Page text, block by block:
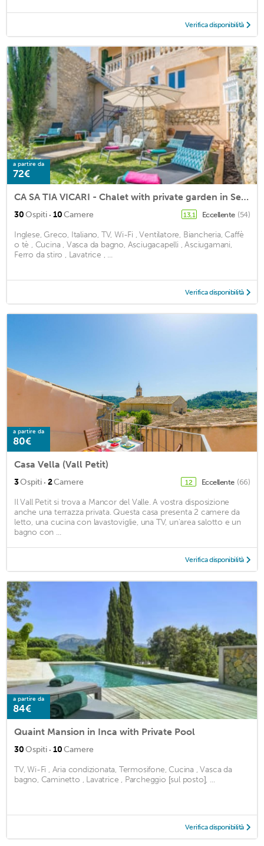
Verifica disponibilità
a partire da
72€
CA SA TIA VICARI - Chalet with private garden in Selva. Free WiFi
30Ospiti · 10Camere 13,1 Eccellente (54)
Inglese, Greco, Italiano, TV, Wi-Fi , Ventilatore, Biancheria, Caffè
o tè , Cucina , Vasca da bagno, Asciugacapelli , Asciugamani,
Ferro da stiro , Lavatrice , ...
Verifica disponibilità
a partire da
80€
Casa Vella (Vall Petit)
3Ospiti · 2Camere 12 Eccellente (66)
Il Vall Petit si trova a Mancor del Valle. A vostra disposizione
anche una terrazza privata. Questa casa presenta 2 camere da
letto, una cucina con lavastoviglie, una TV, un'area salotto e un
bagno con ...
Verifica disponibilità
a partire da
84€
Quaint Mansion in Inca with Private Pool
30Ospiti · 10Camere
TV, Wi-Fi , Aria condizionata, Termosifone, Cucina , Vasca da
bagno, Caminetto , Lavatrice , Parcheggio [sul posto], ...
Verifica disponibilità